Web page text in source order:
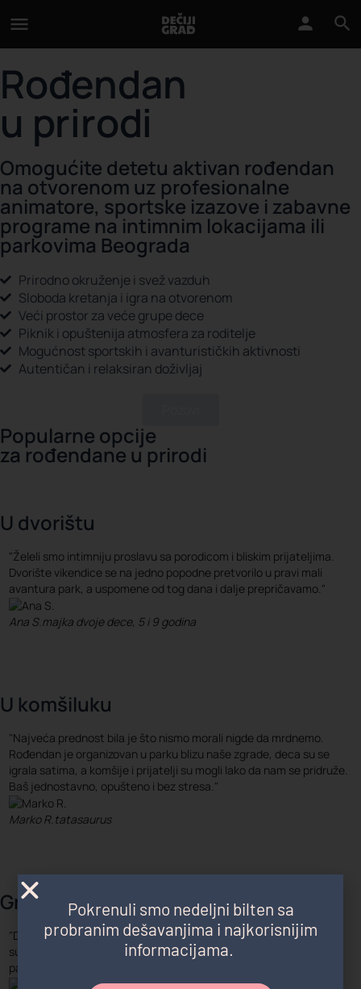
Rođendan
u prirodi
Omogućite detetu aktivan rođendan
na otvorenom uz profesionalne
animatore, sportske izazove i zabavne
programe na intimnim lokacijama ili
parkovima Beograda
Prirodno okruženje i svež vazduh
Sloboda kretanja i igra na otvorenom
Veći prostor za veće grupe dece
Piknik i opuštenija atmosfera za roditelje
Mogućnost sportskih i avanturističkih aktivnosti
Autentičan i relaksiran doživljaj
Popularne opcije
za rođendane u prirodi
Gradski parkovi i šume
"Deca su satima trčala, istraživala i igrala se, a čim smo stigli kući
su popadali od umora. Ovo je bio najopušteniji rođendan koji
pamtimo."
U komšiluku
"Najveća prednost bila je što nismo morali nigde da mrdnemo.
Rođendan je organizovan u parku blizu naše zgrade, deca su se
igrala satima, a komšije i prijatelji su mogli lako da nam se pridruže.
Baš jednostavno, opušteno i bez stresa."
Marko R. tatasaurus
U dvorištu
"Želeli smo intimniju proslavu sa porodicom i bliskim prijateljima.
Dvorište vikendice se na jedno popodne pretvorilo u pravi mali
avantura park, a uspomene od tog dana i dalje prepričavamo."
Ana S.majka dvoje dece, 5 i 9 godina
Pokrenuli smo nedeljni bilten sa
probranim dešavanjima i najkorisnijim
informacijama.